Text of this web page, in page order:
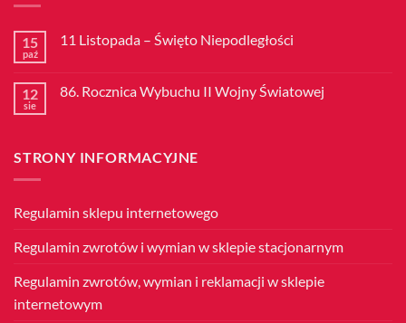
15
paź
11 Listopada – Święto Niepodległości
11
12
sie
86. Rocznica Wybuchu II Wojny Światowej
Rocznica
STRONY INFORMACYJNE
Regulamin sklepu internetowego
Regulamin zwrotów i wymian w sklepie stacjonarnym
Regulamin zwrotów, wymian i reklamacji w sklepie
internetowym